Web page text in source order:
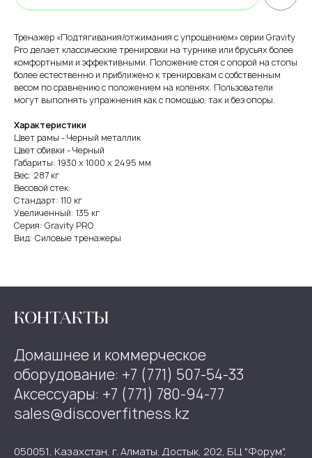
Тренажер «Подтягивания/отжимания с упрощением» серии Gravity
Pro делает классические тренировки на турнике или брусьях более
комфортными и эффективными. Положение стоя с опорой на стопы
более естественно и приближено к тренировкам с собственным
весом по сравнению с положением на коленях. Пользователи
могут выполнять упражнения как с помощью, так и без опоры.
Характеристики
Цвет рамы - Черный металлик
Цвет обивки - Черный
Габариты: 1930 х 1000 х 2495 мм
Вес: 287 кг
Весовой стек:
Стандарт: 110 кг
Увеличенный: 135 кг
Серия: Gravity PRO
Вид: Силовые тренажеры
КОНТАКТЫ
Домашнее и коммерческое
оборудование: +7 (771) 507-54-33
Аксессуары: +7 (771) 780-94-77
sales@discoverfitness.kz
050051, Казахстан, г. Алматы, Достык, 202, БЦ "Форум",